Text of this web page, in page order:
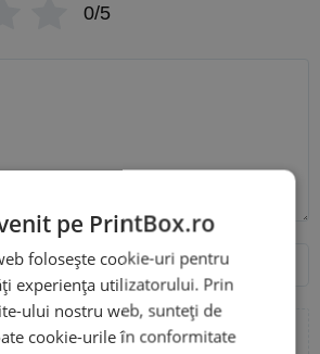
0/5
pe PrintBox.ro
folosește cookie-uri pentru
experiența utilizatorului. Prin
ului nostru web, sunteți de
cookie-urile în conformitate